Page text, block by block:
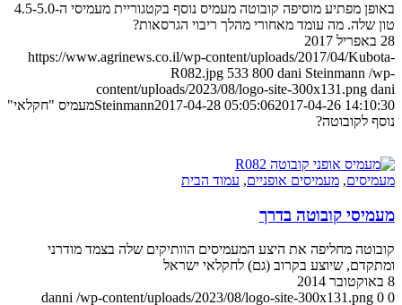
באופן מפתיע מוסיפה קובוטה מעמיס נוסף בקטגוריית מעמיסי ה-4.5-5.0
טון שלה. מה עומד מאחורי מהלך ריבוי הגרסאות?
28 באפריל 2017
https://www.agrinews.co.il/wp-content/uploads/2017/04/Kubota-
R082.jpg 533 800 dani Steinmann /wp-
content/uploads/2023/08/logo-site-300x131.png dani
Steinmann2017-04-28 05:05:062017-04-26 14:10:30
מעמיס "חקלאי"
נוסף לקובוטה?
מעמיסים, מעמיסים אופניים, עמוד הבית
מעמיסי קובוטה בדרך
קובוטה מחליפה את היצע המעמיסים הוותיקים שלה בצמד מודרני
ומתקדם, שיוצע בקרוב (גם) לחקלאי ישראל
8 באוקטובר 2014
0
0
danni /wp-content/uploads/2023/08/logo-site-300x131.png